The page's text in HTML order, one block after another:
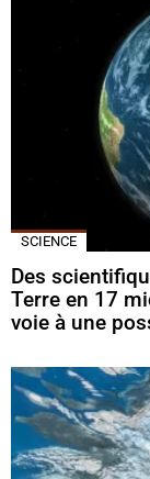
SCIENCE
Des
Terre en 17
voie à une